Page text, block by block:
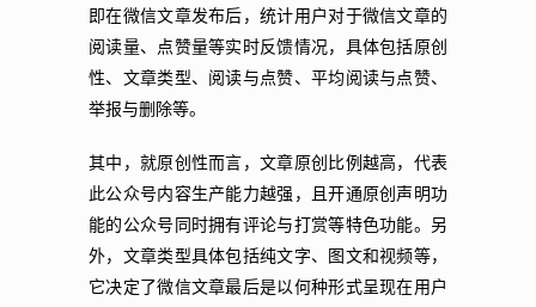
即在微信文章发布后，统计用户对于微信文章的
阅读量、点赞量等实时反馈情况，具体包括原创
性、文章类型、阅读与点赞、平均阅读与点赞、
举报与删除等。
其中，就原创性而言，文章原创比例越高，代表
此公众号内容生产能力越强，且开通原创声明功
能的公众号同时拥有评论与打赏等特色功能。另
外，文章类型具体包括纯文字、图文和视频等，
它决定了微信文章最后是以何种形式呈现在用户